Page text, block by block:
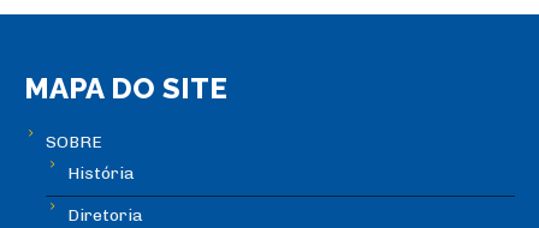
MAPA DO SITE
SOBRE
História
Diretoria